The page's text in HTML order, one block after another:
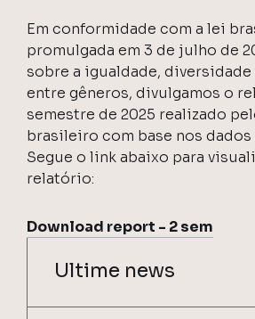
Em conformidade com a lei
promulgada em 3 de julho de
sobre a igualdade,
entre gêneros, divulgamos o
semestre de 2025 realizado
brasileiro com base nos dados
Segue o link abaixo para
relatório:
Download report - 2 sem
Ultime news
ASK Industries